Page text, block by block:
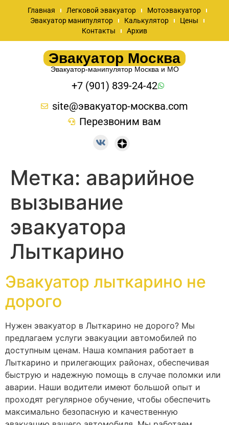
Главная Легковой эвакуатор
Мотоэвакуатор
Эвакуатор манипулятор
Калькулятор
Цены
Контакты
Архив
Эвакуатор Москва
Эвакуатор-манипулятор Москва и МО
+7 (901) 839-24-42
site@эвакуатор-москва.com
Перезвоним вам
Метка: аварийное
вызывание
эвакуатора
Лыткарино
Эвакуатор лыткарино не
дорого
Нужен эвакуатор в Лыткарино не дорого? Мы
предлагаем услуги эвакуации автомобилей по
доступным ценам. Наша компания работает в
Лыткарино и прилегающих районах, обеспечивая
быструю и надежную помощь в случае поломки или
аварии. Наши водители имеют большой опыт и
проходят регулярное обучение, чтобы обеспечить
максимально безопасную и качественную